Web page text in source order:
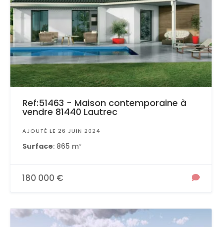
Ref:51463 - Maison contemporaine à
vendre 81440 Lautrec
AJOUTÉ LE 26 JUIN 2024
Surface: 865 m²
180 000 €